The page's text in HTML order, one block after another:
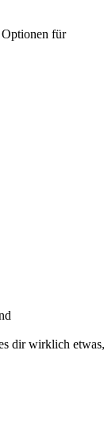
Optionen für
dir wirklich etwas,